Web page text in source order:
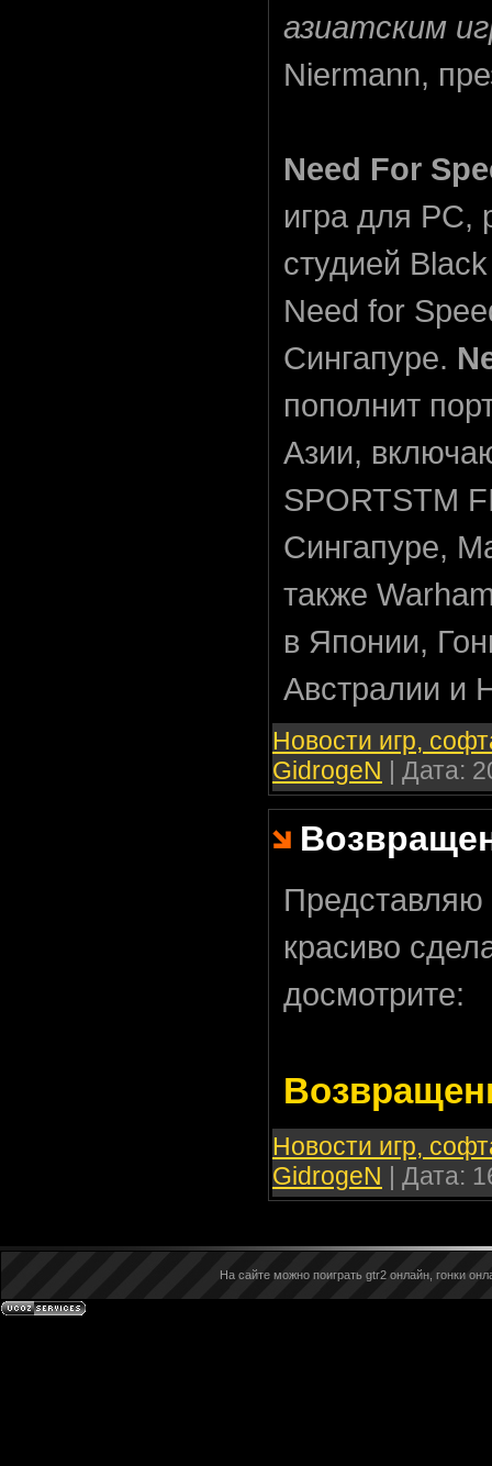
азиатским
Niermann,
Need For
игра для PC,
студией
Need for
Сингапуре.
пополнит
Азии,
SPORTSTM
Сингапуре,
также
в Японии,
Австралии и
Новости игр,
GidrogeN | Дата:
красиво
досмотрите:
Новости игр,
GidrogeN | Дата:
На сайте можно поиграть gtr2 онлайн, гонки